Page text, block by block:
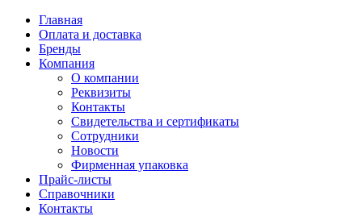
Главная
Оплата и доставка
Бренды
Компания
О компании
Реквизиты
Контакты
Свидетельства и сертификаты
Сотрудники
Новости
Фирменная упаковка
Прайс-листы
Справочники
Контакты